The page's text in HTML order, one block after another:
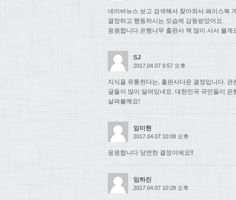
네이버뉴스 보고 검색해서 찾아와서 페이스북
결정하고 행동하시는 모습에 감동받았어요.
응원합니다.은행나무 출판사 책 많이 사서 볼게
SJ
2017.04.07 9:57 오후
지식을 유통한다는, 출판사다운 결정입니다. 관
글들이 많이 달려있네요. 대한민국 국민들이
살펴볼께요!
임미현
2017.04.07 10:08 오후
응원합니다 당연한 결정이에요!!
임하진
2017.04.07 10:28 오후